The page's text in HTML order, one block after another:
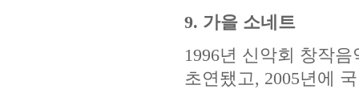
9. 가을 소네트
1996년 신악회 창작
초연됐고, 2005년에